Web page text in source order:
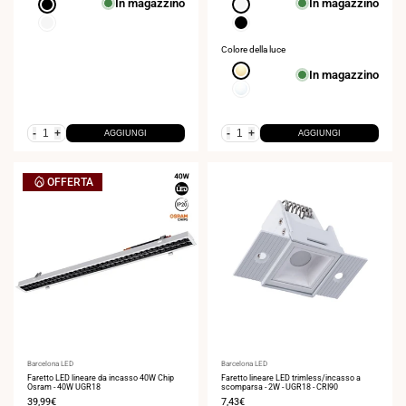
Nero
In magazzino
- + AGGIUNGI
Bianco
Nero
In magazzino
Colore della luce
Bianco
In magazzino
- + AGGIUNGI
OFFERTA
Fornitore:
Barcelona LED
Faretto LED lineare da incasso 40W Chip
Osram - 40W UGR18
Prezzo
39,99€
Fornitore:
Barcelona LED
Faretto lineare LED trimless/incasso a
scomparsa - 2W - UGR18 - CRI90
Prezzo
7,43€